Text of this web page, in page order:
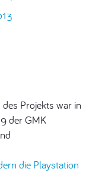
Projekts war in
der GMK
die Playstation